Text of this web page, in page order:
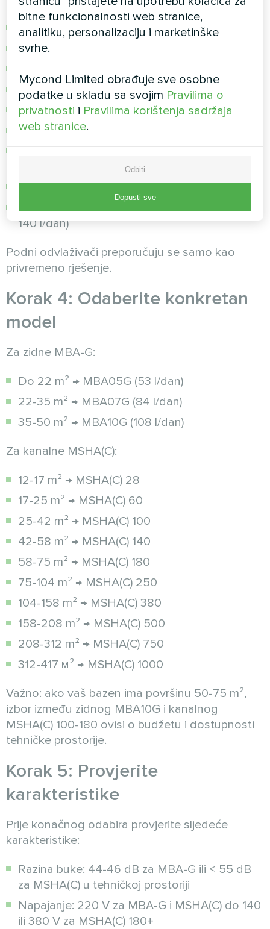
Bazen je veći od 50 m²
Postoji tehnička prostorija pored bazena
Moguć je složeniji sustav ugradnje s kanalima
Potrebna je integracija sa sustavom ventilacije
Poželjan je dotok svježeg zraka
Riječ je o komercijalnom objektu
140 l/dan)
Podni odvlaživači preporučuju se samo kao
privremeno rješenje.
Korak 4: Odaberite konkretan
model
Za zidne MBA-G:
Do 22 m² → MBA05G (53 l/dan)
22-35 m² → MBA07G (84 l/dan)
35-50 m² → MBA10G (108 l/dan)
Za kanalne MSHA(C):
12-17 m² → MSHA(C) 28
17-25 m² → MSHA(C) 60
25-42 m² → MSHA(C) 100
42-58 m² → MSHA(C) 140
58-75 m² → MSHA(C) 180
75-104 m² → MSHA(C) 250
104-158 m² → MSHA(C) 380
158-208 m² → MSHA(C) 500
208-312 m² → MSHA(C) 750
312-417 м² → MSHA(C) 1000
Važno: ako vaš bazen ima površinu 50-75 m²,
izbor između zidnog MBA10G i kanalnog
MSHA(C) 100-180 ovisi o budžetu i dostupnosti
tehničke prostorije.
Korak 5: Provjerite
karakteristike
Prije konačnog odabira provjerite sljedeće
karakteristike:
Razina buke: 44-46 dB za MBA-G ili < 55 dB
za MSHA(C) u tehničkoj prostoriji
Napajanje: 220 V za MBA-G i MSHA(C) do 140
ili 380 V za MSHA(C) 180+
bitne funkcionalnosti web stranice,
analitiku, personalizaciju i marketinške
svrhe.
Mycond Limited obrađuje sve osobne
podatke u skladu sa svojim Pravilima o
privatnosti i Pravilima korištenja sadržaja
web stranice.
Odbiti
Dopusti sve